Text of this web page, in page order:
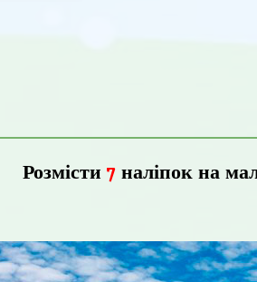
Розмісти7 наліпок на